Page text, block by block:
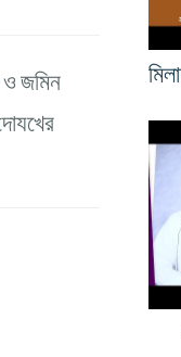
ও জমিন